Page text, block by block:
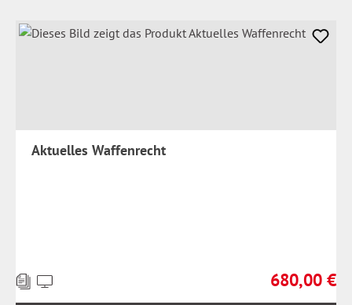
Aktuelles Waffenrecht
Regulärer
680,00 €
Preise
inkl.